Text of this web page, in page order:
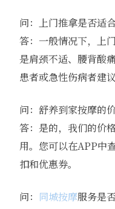
问：上门推拿是否适
答：一般情况下，上
是肩颈不适、腰背酸
患者或急性伤病者建
问：舒养到家按摩的
答：是的，我们的价
用。您可以在APP中
扣和优惠券。
问： 同城按摩服务是